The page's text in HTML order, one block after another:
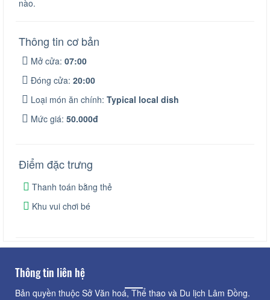
nào.
Thông tin cơ bản
Mở cửa: 07:00
Đóng cửa: 20:00
Loại món ăn chính: Typical local dish
Mức giá: 50.000đ
Điểm đặc trưng
Thanh toán bằng thẻ
Khu vui chơi bé
Thông tin liên hệ
Bản quyền thuộc Sở Văn hoá, Thể thao và Du lịch Lâm Đồng.